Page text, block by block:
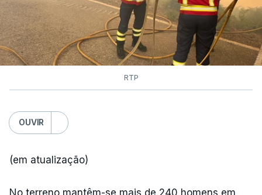
RTP
OUVIR
(em atualização)
No terreno mantêm-se mais de 240 homens em